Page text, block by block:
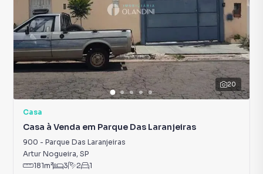
20
Casa
Casa à Venda em Parque Das Laranjeiras
900 - Parque Das Laranjeiras
Artur Nogueira, SP
181m² 3 2 1